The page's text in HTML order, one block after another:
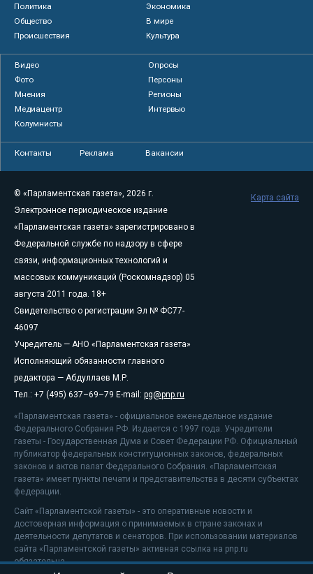
Политика
Экономика
Общество
В мире
Происшествия
Культура
Видео
Опросы
Фото
Персоны
Мнения
Регионы
Медиацентр
Интервью
Колумнисты
Контакты Реклама Вакансии
© «Парламентская газета», 2026 г.
Электронное периодическое издание
«Парламентская газета» зарегистрировано в
Федеральной службе по надзору в сфере
связи, информационных технологий и
массовых коммуникаций (Роскомнадзор) 05
августа 2011 года. 18+
Свидетельство о регистрации Эл № ФС77-
46097
Учредитель — АНО «Парламентская газета»
Исполняющий обязанности главного
редактора — Абдуллаев М.Р.
Тел.: +7 (495) 637–69–79 E-mail: pg@pnp.ru
«Парламентская газета» - официальное еженедельное издание
Федерального Собрания РФ. Издается с 1997 года. Учредители
газеты - Государственная Дума и Совет Федерации РФ. Официальный
публикатор федеральных конституционных законов, федеральных
законов и актов палат Федерального Собрания. «Парламентская
газета» имеет пункты печати и представительства в десяти субъектах
федерации.
Сайт «Парламентской газеты» - это оперативные новости и
достоверная информация о принимаемых в стране законах и
деятельности депутатов и сенаторов. При использовании материалов
сайта «Парламентской газеты» активная ссылка на pnp.ru
обязательна.
Карта сайта